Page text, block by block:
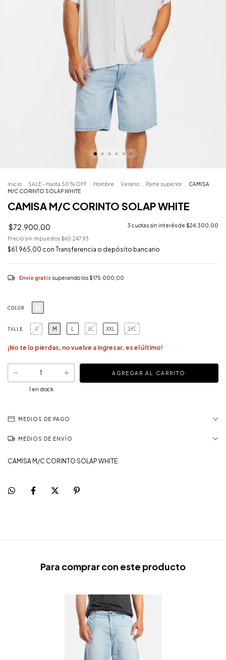
Inicio SALE - Hasta 50 % OFF Hombre Verano Parte superior
CAMISA
M/C CORINTO SOLAP WHITE
CAMISA M/C CORINTO SOLAP WHITE
$72.900,00 3 cuotas sin interés de $24.300,00
Precio sin impuestos $60.247,93
$61.965,00 con Transferencia o depósito bancario
Envío gratis superando los $175.000,00
COLOR
TALLE S M L XL XXL 3XL
¡No te lo pierdas, no vuelve a ingresar, es el último!
1 en stock
MEDIOS DE PAGO
MEDIOS DE ENVÍO
CAMISA M/C CORINTO SOLAP WHITE
Para comprar con este producto